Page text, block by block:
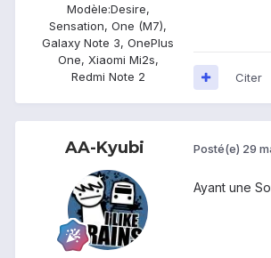
Modèle:Desire,
Sensation, One (M7),
Galaxy Note 3, OnePlus
One, Xiaomi Mi2s,
Redmi Note 2
Citer
AA-Kyubi Posté(e) 29
Ayant une